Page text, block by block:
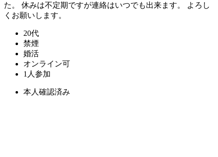
た。 休みは不定期ですが連絡はいつでも出来ます。 よろし
くお願いします。
20代
禁煙
婚活
オンライン可
1人参加
本人確認済み